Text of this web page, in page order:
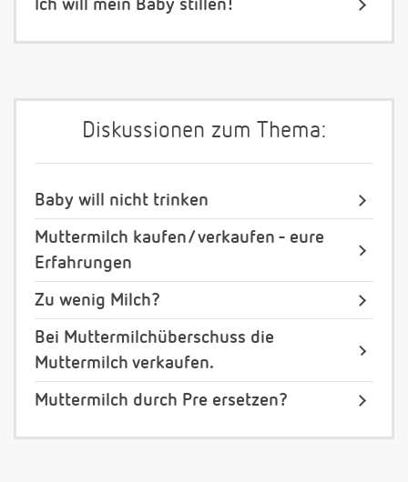
Ich will mein Baby stillen!
Diskussionen zum Thema:
Baby will nicht trinken
Muttermilch kaufen/ verkaufen - eure
Erfahrungen
Zu wenig Milch?
Bei Muttermilchüberschuss die
Muttermilch verkaufen.
Muttermilch durch Pre ersetzen?